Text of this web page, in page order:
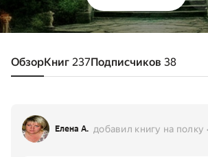
ОбзорКниг 237Подписчиков 38
Елена А. добавил книгу на полку